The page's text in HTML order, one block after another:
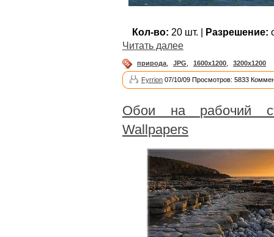
Кол-во: 20 шт. | Разрешение:
Читать далее
природа JPG 1600x1200 3200x1200
Fyrrion 07/10/09 Просмотров: 5833
Обои на рабочий
Wallpapers